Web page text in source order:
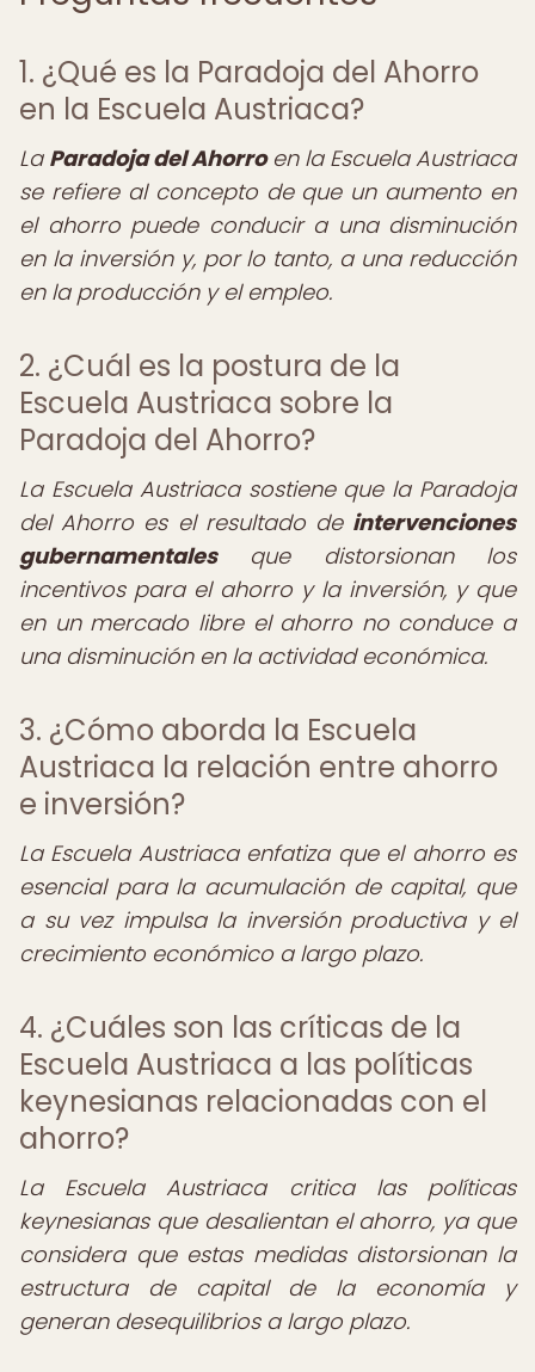
1. ¿Qué es la Paradoja del Ahorro
en la Escuela Austriaca?
La Paradoja del Ahorroen la Escuela Austriaca
se refiere al concepto de que un aumento en
el ahorro puede conducir a una disminución
en la inversión y, por lo tanto, a una reducción
en la producción y el empleo.
2. ¿Cuál es la postura de la
Escuela Austriaca sobre la
Paradoja del Ahorro?
La Escuela Austriaca sostiene que la Paradoja
del Ahorro es el resultado de intervenciones
gubernamentalesque distorsionan los
incentivos para el ahorro y la inversión, y que
en un mercado libre el ahorro no conduce a
una disminución en la actividad económica.
3. ¿Cómo aborda la Escuela
Austriaca la relación entre ahorro
e inversión?
La Escuela Austriaca enfatiza que el ahorro es
esencial para la acumulación de capital, que
a su vez impulsa la inversión productiva y el
crecimiento económico a largo plazo.
4. ¿Cuáles son las críticas de la
Escuela Austriaca a las políticas
keynesianas relacionadas con el
ahorro?
La Escuela Austriaca critica las políticas
keynesianas que desalientan el ahorro, ya que
considera que estas medidas distorsionan la
estructura de capital de la economía y
generan desequilibrios a largo plazo.